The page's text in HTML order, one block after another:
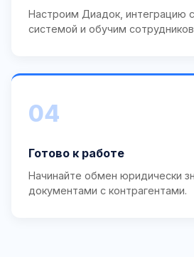
Настроим Диадок, интеграцию
системой и обучим
04
Готово к работе
Начинайте обмен юридически
документами с контрагентами.